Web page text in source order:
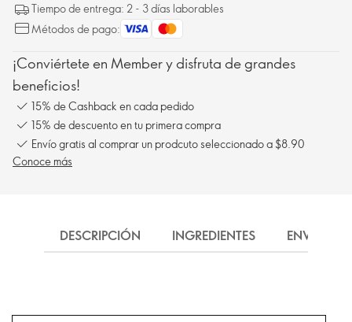
Tiempo de entrega: 2 - 3 días laborables
Métodos de pago:
¡Conviértete en Member y disfruta de grandes
beneficios!
15% de Cashback en cada pedido
15% de descuento en tu primera compra
Envío gratis al comprar un prodcuto seleccionado a $8.90
Conoce más
DESCRIPCIÓN INGREDIENTES ENVÍO